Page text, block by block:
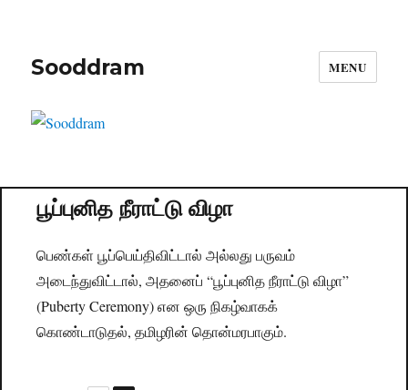
Sooddram MENU
பூப்புனித நீராட்டு விழா
பெண்கள் பூப்பெய்திவிட்டால் அல்லது பருவம்
அடைந்துவிட்டால், அதனைப் “பூப்புனித நீராட்டு விழா”
(Puberty Ceremony) என ஒரு நிகழ்வாகக்
கொண்டாடுதல், தமிழரின் தொன்மரபாகும்.